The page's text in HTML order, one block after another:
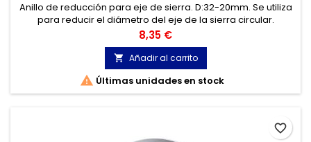
Anillo de reducción para eje de sierra. D:32-20mm. Se utiliza
para reducir el diámetro del eje de la sierra circular.
Precio
8,35 €
 Añadir al carrito
 Últimas unidades en stock
favorite_border